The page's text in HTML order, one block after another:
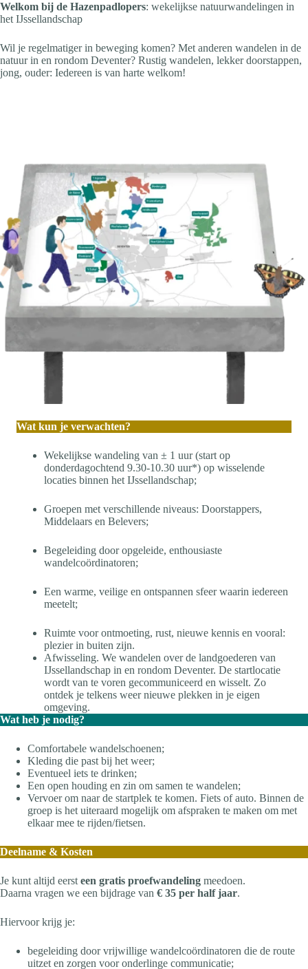
Welkom bij de Hazenpadlopers: wekelijkse natuurwandelingen in
het IJssellandschap
Wil je regelmatiger in beweging komen? Met anderen wandelen in de
natuur in en rondom Deventer? Rustig wandelen, lekker doorstappen,
jong, ouder: Iedereen is van harte welkom!
Wat kun je verwachten?
Wekelijkse wandeling van ± 1 uur (start op
donderdagochtend 9.30-10.30 uur*) op wisselende
locaties binnen het IJssellandschap;
Groepen met verschillende niveaus: Doorstappers,
Middelaars en Belevers;
Begeleiding door opgeleide, enthousiaste
wandelcoördinatoren;
Een warme, veilige en ontspannen sfeer waarin iedereen
meetelt;
Ruimte voor ontmoeting, rust, nieuwe kennis en vooral:
plezier in buiten zijn.
Afwisseling. We wandelen over de landgoederen van
IJssellandschap in en rondom Deventer. De startlocatie
wordt van te voren gecommuniceerd en wisselt. Zo
ontdek je telkens weer nieuwe plekken in je eigen
omgeving.
Wat heb je nodig?
Comfortabele wandelschoenen;
Kleding die past bij het weer;
Eventueel iets te drinken;
Een open houding en zin om samen te wandelen;
Vervoer om naar de startplek te komen. Fiets of auto. Binnen de
groep is het uiteraard mogelijk om afspraken te maken om met
elkaar mee te rijden/fietsen.
Deelname & Kosten
Je kunt altijd eerst een gratis proefwandeling meedoen.
Daarna vragen we een bijdrage van € 35 per half jaar.
Hiervoor krijg je:
begeleiding door vrijwillige wandelcoördinatoren die de route
uitzet en zorgen voor onderlinge communicatie;